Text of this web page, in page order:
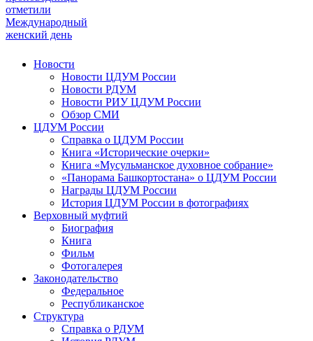
отметили
Международный
женский день
Новости
Новости ЦДУМ России
Новости РДУМ
Новости РИУ ЦДУМ России
Обзор СМИ
ЦДУМ России
Справка о ЦДУМ России
Книга «Исторические очерки»
Книга «Мусульманское духовное собрание»
«Панорама Башкортостана» о ЦДУМ России
Награды ЦДУМ России
История ЦДУМ России в фотографиях
Верховный муфтий
Биография
Книга
Фильм
Фотогалерея
Законодательство
Федеральное
Республиканское
Структура
Справка о РДУМ